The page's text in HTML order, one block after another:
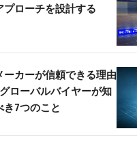
プローチを設計する
ーカーが信頼できる理由
ローバルバイヤーが知
き7つのこと